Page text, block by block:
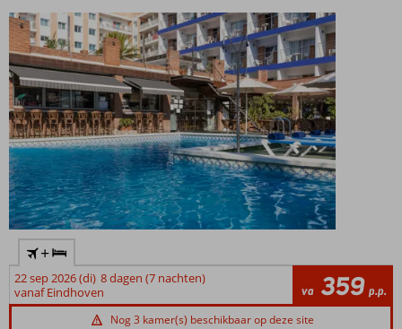
+
22 sep 2026 (di) 8 dagen (7 nachten)
vanaf Eindhoven
va 359 p.p.
Nog 3 kamer(s) beschikbaar op deze site